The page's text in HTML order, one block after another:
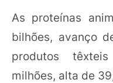
As proteínas
bilhões, avanço
produtos
milhões, alta de